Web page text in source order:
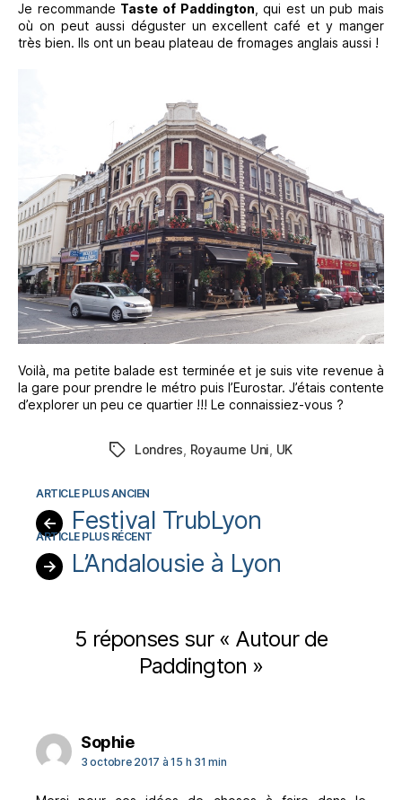
Je recommande Taste of Paddington, qui est un pub mais
où on peut aussi déguster un excellent café et y manger
très bien. Ils ont un beau plateau de fromages anglais aussi !
Voilà, ma petite balade est terminée et je suis vite revenue à
la gare pour prendre le métro puis l’Eurostar. J’étais contente
d’explorer un peu ce quartier !!! Le connaissiez-vous ?
Étiquettes
Londres, Royaume Uni, UK
← Festival TrubLyon
→ L’Andalousie à Lyon
5 réponses sur « Autour de
Paddington »
Sophiedit :
3 octobre 2017 à 15 h 31 min